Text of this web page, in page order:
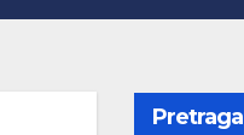
Pretraga